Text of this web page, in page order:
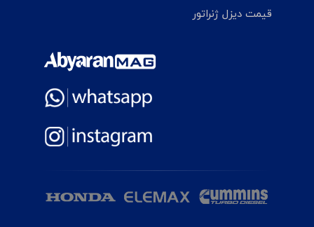
قیمت دیزل ژنراتور